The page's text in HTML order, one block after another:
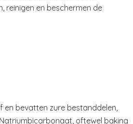
reinigen en beschermen de
en bevatten zure bestanddelen,
oftewel baking